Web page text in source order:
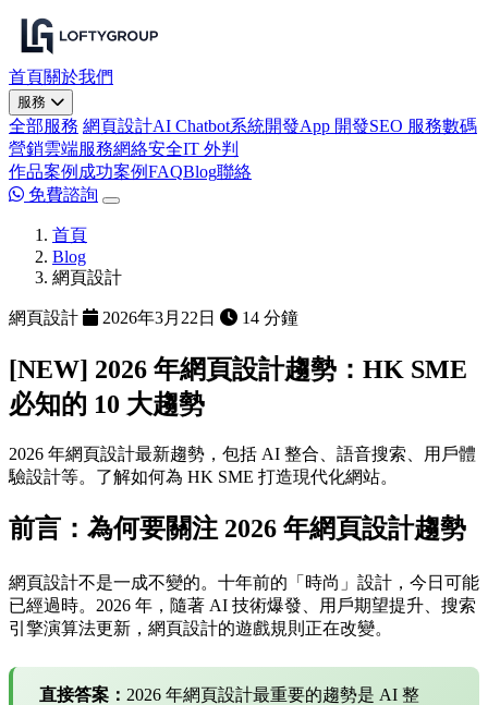
首頁關於我們
服務
全部服務 網頁設計AI Chatbot系統開發App 開發SEO 服務數碼
營銷雲端服務網絡安全IT 外判
作品案例 成功案例FAQBlog聯絡
免費諮詢
首頁
Blog
網頁設計
網頁設計 2026年3月22日 14 分鐘
[NEW] 2026 年網頁設計趨勢：HK SME
必知的 10 大趨勢
2026 年網頁設計最新趨勢，包括 AI 整合、語音搜索、用戶體
驗設計等。了解如何為 HK SME 打造現代化網站。
前言：為何要關注 2026 年網頁設計趨勢
網頁設計不是一成不變的。十年前的「時尚」設計，今日可能
已經過時。2026 年，隨著 AI 技術爆發、用戶期望提升、搜索
引擎演算法更新，網頁設計的遊戲規則正在改變。
直接答案： 2026 年網頁設計最重要的趨勢是 AI 整